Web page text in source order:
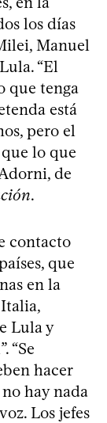
los días
Manuel
“El
que tenga
está
pero el
lo que
de
.
contacto
que
en la
Lula y
“Se
hacer
hay nada
Los jefes